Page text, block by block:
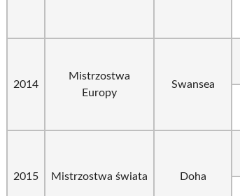
2014
Mistrzostwa
Europy
Swansea
2015 Mistrzostwa świata Doha